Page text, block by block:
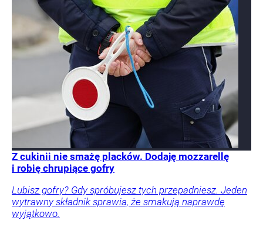
Z cukinii nie smażę placków. Dodaję mozzarellę
i robię chrupiące gofry
Lubisz gofry? Gdy spróbujesz tych przepadniesz. Jeden
wytrawny składnik sprawia, że smakują naprawdę
wyjątkowo.